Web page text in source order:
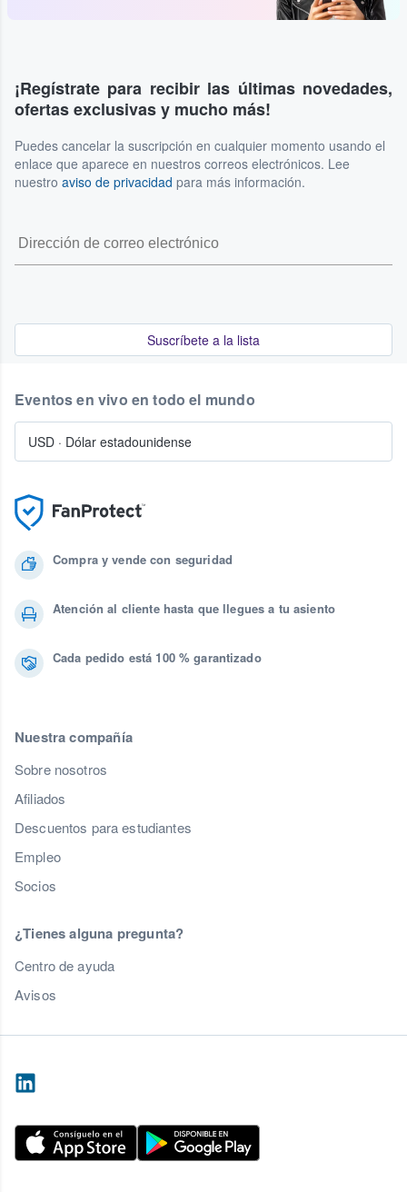
¡Regístrate para recibir las últimas novedades,
ofertas exclusivas y mucho más!
Puedes cancelar la suscripción en cualquier momento usando el
enlace que aparece en nuestros correos electrónicos. Lee
nuestro aviso de privacidad para más información.
Suscríbete a la lista
Compra y vende con seguridad
Atención al cliente hasta que llegues a tu asiento
Cada pedido está 100 % garantizado
Nuestra compañía
Sobre nosotros
Afiliados
Descuentos para estudiantes
Empleo
Socios
¿Tienes alguna pregunta?
Centro de ayuda
Avisos
Eventos en vivo en todo el mundo
USD · Dólar estadounidense